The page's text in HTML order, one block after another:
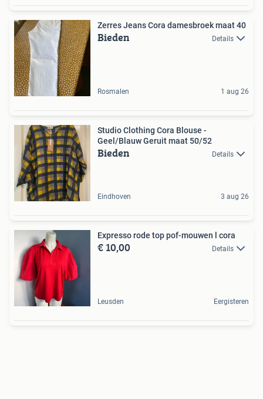
Zerres Jeans Cora damesbroek maat 40
Bieden Details
Rosmalen 1 aug 26
Studio Clothing Cora Blouse -
Geel/Blauw Geruit maat 50/52
Bieden Details
Eindhoven 3 aug 26
Expresso rode top pof-mouwen l cora
€ 10,00 Details
Leusden Eergisteren